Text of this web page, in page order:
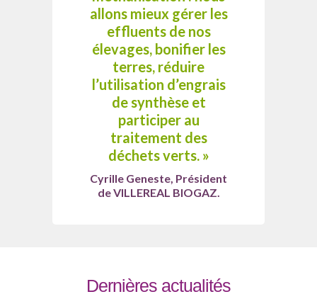
allons mieux gérer les
effluents de nos
élevages, bonifier les
terres, réduire
l’utilisation d’engrais
de synthèse et
participer au
traitement des
déchets verts. »
Cyrille Geneste, Président
de VILLEREAL BIOGAZ.
Dernières actualités